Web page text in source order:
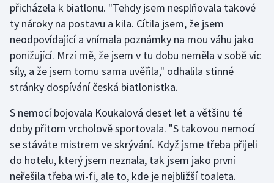
Plážový volejbal
Ragby
Rychlobruslení
Short track
Sportovní střelba
přicházela k biatlonu. "Tehdy jsem nesplňovala takové
ty nároky na postavu a kila. Cítila jsem, že jsem
neodpovídající a vnímala poznámky na mou váhu jako
ponižující. Mrzí mě, že jsem v tu dobu neměla v sobě víc
síly, a že jsem tomu sama uvěřila," odhalila stinné
stránky dospívání česká biatlonistka.
S nemocí bojovala Koukalová deset let a většinu té
doby přitom vrcholově sportovala. "S takovou nemocí
se stáváte mistrem ve skrývání. Když jsme třeba přijeli
do hotelu, který jsem neznala, tak jsem jako první
neřešila třeba wi-fi, ale to, kde je nejbližší toaleta.